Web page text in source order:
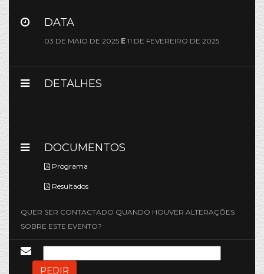
DATA
03 DE MAIO DE 2025 E 11 DE FEVEREIRO DE 2025
DETALHES
DOCUMENTOS
Programa
Resultados
QUER SER CONTACTADO QUANDO HOUVER ALTERAÇÕES
SOBRE ESTE EVENTO?
PEDIR